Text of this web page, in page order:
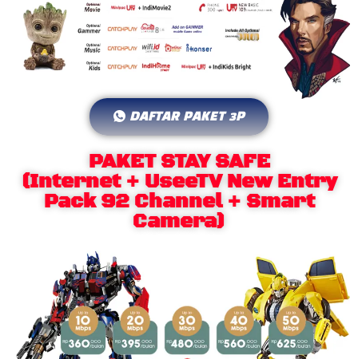
DAFTAR PAKET 3P
PAKET STAY SAFE
(Internet + UseeTV New Entry
Pack 92 Channel + Smart
Camera)